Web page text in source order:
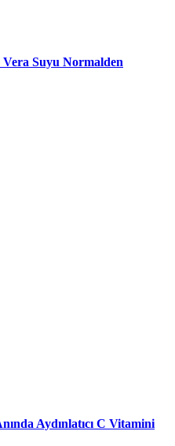
Suyu Normalden
Aydınlatıcı C Vitamini